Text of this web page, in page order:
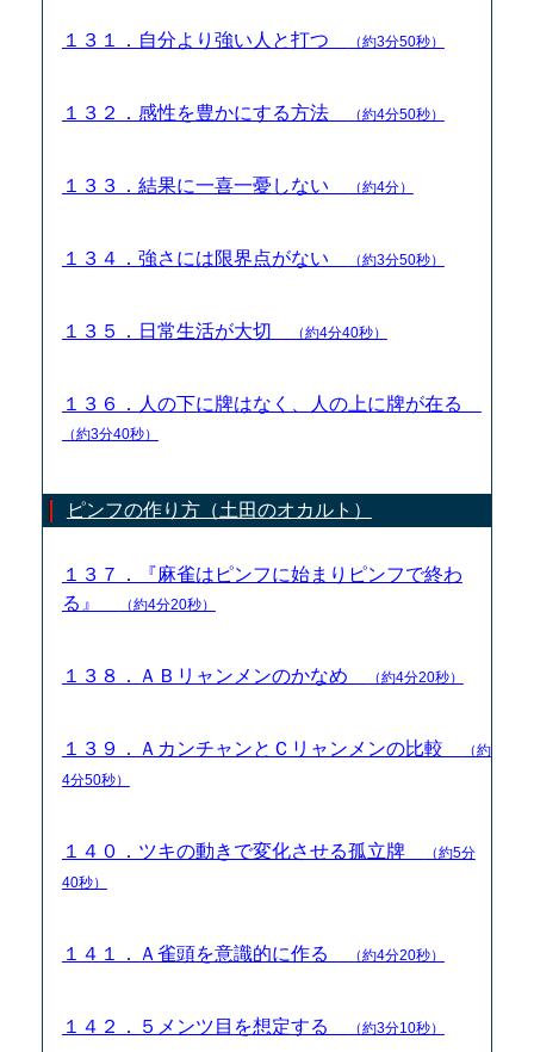
１３１．自分より強い人と打つ （約3分50秒）
１３２．感性を豊かにする方法 （約4分50秒）
１３３．結果に一喜一憂しない （約4分）
１３４．強さには限界点がない （約3分50秒）
１３５．日常生活が大切 （約4分40秒）
１３６．人の下に牌はなく、人の上に牌が在る
（約3分40秒）
ピンフの作り方（土田のオカルト）
１３７．『麻雀はピンフに始まりピンフで終わ
る』
（約4分20秒）
１３８．ＡＢリャンメンのかなめ （約4分20秒）
１３９．ＡカンチャンとＣリャンメンの比較
（約
4分50秒）
１４０．ツキの動きで変化させる孤立牌
（約5分
40秒）
１４１．Ａ雀頭を意識的に作る （約4分20秒）
１４２．５メンツ目を想定する （約3分10秒）